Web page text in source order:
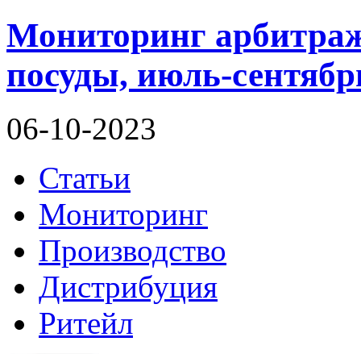
Мониторинг
посуды, июль-
06-10-2023
Статьи
Мониторинг
Производство
Дистрибуция
Ритейл